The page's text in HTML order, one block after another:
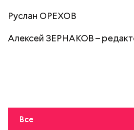
Руслан ОРЕХОВ
Алексей ЗЕРНАКОВ–
Все